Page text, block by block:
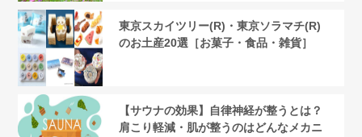
東京スカイツリー(R)・東京ソラマチ(R)
のお土産20選［お菓子・食品・雑貨］
【サウナの効果】自律神経が整うとは？
肩こり軽減・肌が整うのはどんなメカニ